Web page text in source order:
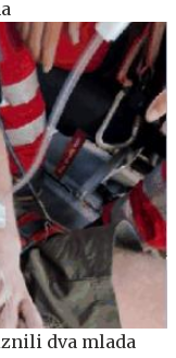
dva mlada